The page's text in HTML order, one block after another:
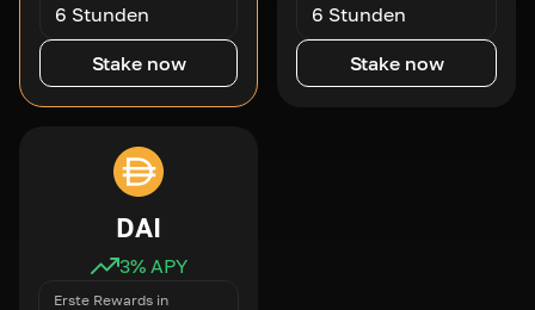
6 Stunden
Stake now
6 Stunden
Stake now
DAI
3% APY
Erste Rewards in